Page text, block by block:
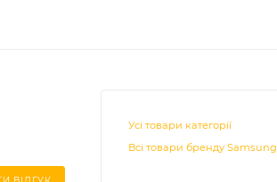
Усі товари категорії
Всі товари бренду Samsung